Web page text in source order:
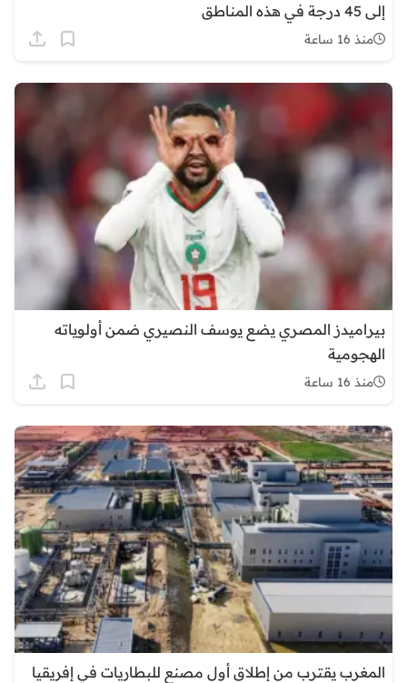
إلى 45 درجة في هذه المناطق
منذ 16 ساعة
بيراميدز المصري يضع يوسف النصيري ضمن أولوياته
الهجومية
منذ 16 ساعة
المغرب يقترب من إطلاق أول مصنع للبطاريات في إفريقيا